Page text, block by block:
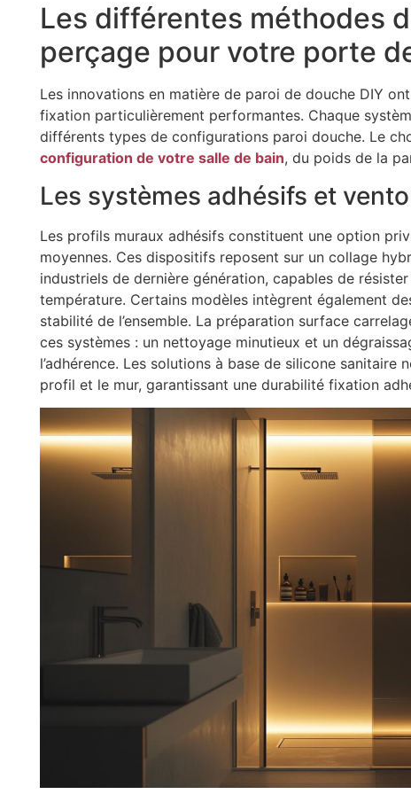
Les différentes méthodes
perçage pour votre porte
Les innovations en matière de paroi de douche DIY
fixation particulièrement performantes. Chaque
différents types de configurations paroi douche. Le
configuration de votre salle de bain, du poids de la
Les systèmes adhésifs et
Les profils muraux adhésifs constituent une option
moyennes. Ces dispositifs reposent sur un collage
industriels de dernière génération, capables de
température. Certains modèles intègrent également
stabilité de l’ensemble. La préparation surface
ces systèmes : un nettoyage minutieux et un
l’adhérence. Les solutions à base de silicone
profil et le mur, garantissant une durabilité fixation